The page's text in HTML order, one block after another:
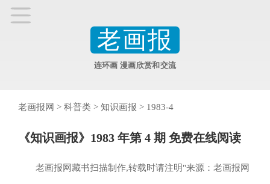
老画报
连环画 漫画欣赏和交流
老画报网 > 科普类 > 知识画报 > 1983-4
《知识画报》1983 年第 4 期 免费在线阅读
老画报网藏书扫描制作,转载时请注明"来源：老画报网